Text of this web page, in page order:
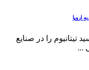
اروپا
تیتانیوم را در صنایع
...